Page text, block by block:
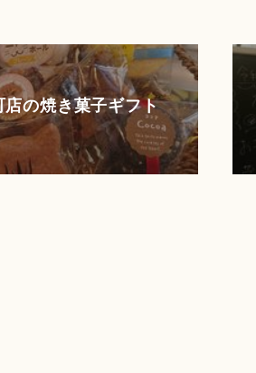
の焼き菓子ギフト